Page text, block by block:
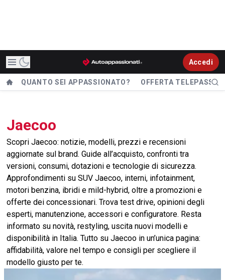
Accedi
QUANTO SEI APPASSIONATO? OFFERTA TELEPASS
Jaecoo
Scopri Jaecoo: notizie, modelli, prezzi e recensioni
aggiornate sul brand. Guide all’acquisto, confronti tra
versioni, consumi, dotazioni e tecnologie di sicurezza.
Approfondimenti su SUV Jaecoo, interni, infotainment,
motori benzina, ibridi e mild-hybrid, oltre a promozioni e
offerte dei concessionari. Trova test drive, opinioni degli
esperti, manutenzione, accessori e configuratore. Resta
informato su novità, restyling, uscita nuovi modelli e
disponibilità in Italia. Tutto su Jaecoo in un’unica pagina:
affidabilità, valore nel tempo e consigli per scegliere il
modello giusto per te.